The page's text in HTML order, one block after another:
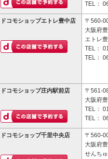
TEL：
ドコモショップエトレ豊中店
〒560-
大阪府
エトレ
TEL：
TEL：
ドコモショップ庄内駅前店
〒561-
大阪府
TEL：
TEL：
ドコモショップ千里中央店
〒560-
大阪府
せんち